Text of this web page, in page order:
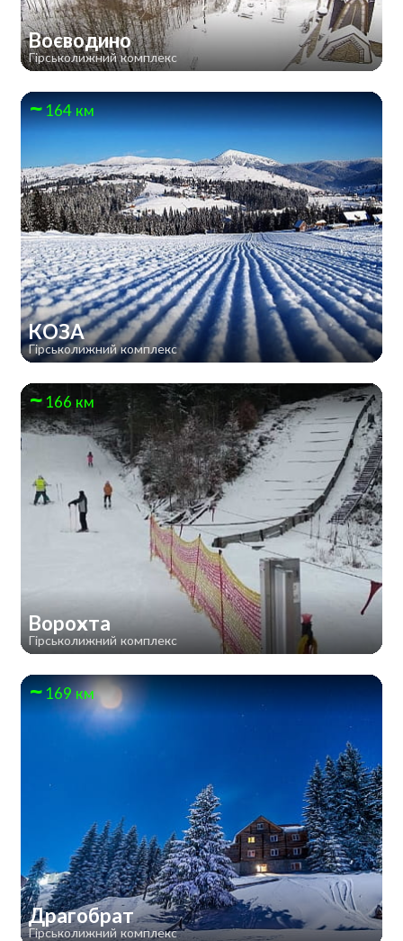
Воєводино
Гірськолижний комплекс
164 км
КОЗА
Гірськолижний комплекс
166 км
Ворохта
Гірськолижний комплекс
169 км
Драгобрат
Гірськолижний комплекс